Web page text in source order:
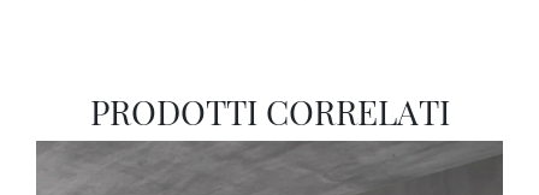
PRODOTTI CORRELATI